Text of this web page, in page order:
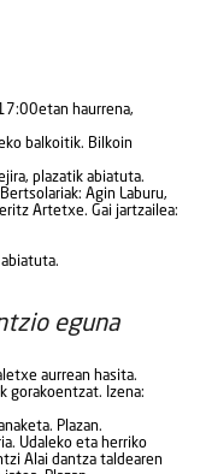
haurrena,
balkoitik. Bilkoin
plazatik abiatuta.
Agin Laburu,
Artetxe. Gai jartzailea:
abiatuta.
eguna
aurrean hasita.
gorakoentzat. Izena:
Plazan.
Udaleko eta herriko
Alai dantza taldearen